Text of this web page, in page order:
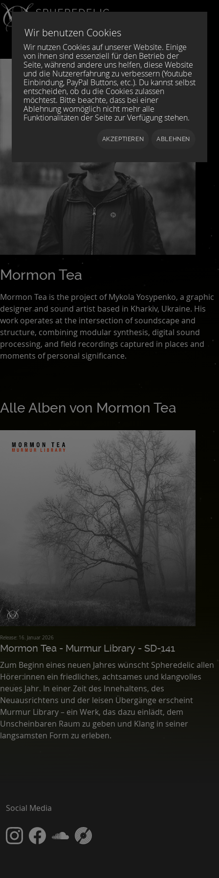
Sprache auswählen
Mormon Tea
Mormon Tea is the project of Mykola Yosypenko, a graphic
designer and sound artist based in Kharkiv, Ukraine. His
work operates at the intersection of soundscape and
structure, combining modular synthesis, digital sound
processing, and field recordings captured in places and
moments of personal significance.
Alle Alben von Mormon Tea
Release: 16. Januar 2026
Mormon Tea - Murmur Library - SD-141
Zum Beginn eines neuen Jahres wünscht Spheredelic allen
Hörer:innen ein friedliches, achtsames und klangvolles
neues Jahr. In einer Zeit des Innehaltens, des
Neuausrichtens und der leisen Übergänge erscheint
Murmur Library – ein Werk, das dazu einlädt, dem
Unscheinbaren Raum zu geben und Klang in seiner
langsamsten Form zu erleben.
Social Media
Wir benutzen Cookies
Wir nutzen Cookies auf unserer Website. Einige
von ihnen sind essenziell für den Betrieb der
Seite, während andere uns helfen, diese Website
und die Nutzererfahrung zu verbessern (Youtube
Einbindung, PayPal Buttons, etc.). Du kannst selbst
entscheiden, ob du die Cookies zulassen
möchtest. Bitte beachte, dass bei einer
Ablehnung womöglich nicht mehr alle
Funktionalitäten der Seite zur Verfügung stehen.
AKZEPTIEREN ABLEHNEN